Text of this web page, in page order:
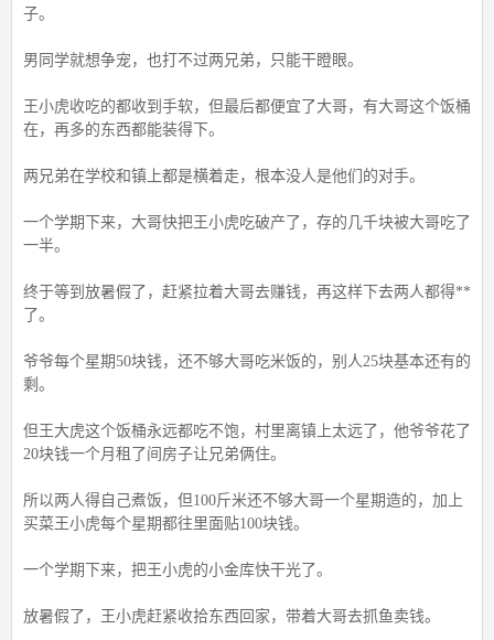
子。
男同学就想争宠，也打不过两兄弟，只能干瞪眼。
王小虎收吃的都收到手软，但最后都便宜了大哥，有大哥这个饭桶
在，再多的东西都能装得下。
两兄弟在学校和镇上都是横着走，根本没人是他们的对手。
一个学期下来，大哥快把王小虎吃破产了，存的几千块被大哥吃了
一半。
终于等到放暑假了，赶紧拉着大哥去赚钱，再这样下去两人都得**
了。
爷爷每个星期50块钱，还不够大哥吃米饭的，别人25块基本还有的
剩。
但王大虎这个饭桶永远都吃不饱，村里离镇上太远了，他爷爷花了
20块钱一个月租了间房子让兄弟俩住。
所以两人得自己煮饭，但100斤米还不够大哥一个星期造的，加上
买菜王小虎每个星期都往里面贴100块钱。
一个学期下来，把王小虎的小金库快干光了。
放暑假了，王小虎赶紧收拾东西回家，带着大哥去抓鱼卖钱。